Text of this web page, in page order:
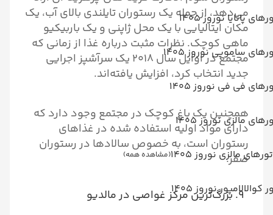
پاتایا نوروز 1405
سامویی نوروز 1405
فی فی نوروز 1405
مالزی نوروز 1405
تورهای مالزی نوروز 1405 (مشاهده همه)
کوالالامپور نوروز 1405
می‌دهد، از جمله یک رستوران تایلندی بالای آب، یک
مکان ایتالیایی با یک محل ژاپنی و یک باربیکیو
ماهی کوچک. نظرات مثبت درباره غذا از زمانی که
مجتمع در اوایل سال ۲۰۱۸ یک سرآشپز اجرایی
جدید انتخاب کرد، افزایش یافته‌اند.
همچنین یک باغ کوچک در مجتمع وجود دارد که
دارای مواد اولیه استفاده شده در غذاهای
رستوران است، به خصوص سالاد‌ها در رستوران
صفر.
۹. بزرگ‌ترین مرکز غواصی در مالدیو